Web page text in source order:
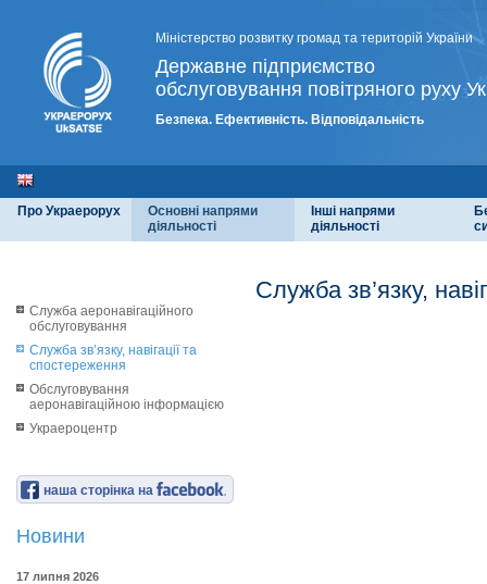
Міністерство розвитку громад та територій України
Державне підприємство
обслуговування повітряного руху
Безпека. Ефективність. Відповідальність
Про Украерорух
Основні напрями
діяльності
Інші напрями
діяльності
Служба аеронавігаційного
обслуговування
Служба зв’язку, навігації та
спостереження
Обслуговування
аеронавігаційною інформацією
Украероцентр
наша сторінка на
Новини
17 липня 2026
Служба зв’язку,